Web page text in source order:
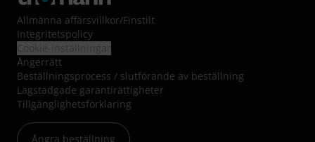
Allmänna affärsvillkor/Finstilt
Integritetspolicy
Ångerrätt
Beställningsprocess / slutförande av beställning
Lagstadgade garantirättigheter
Tillgänglighetsförklaring
Ångra beställning